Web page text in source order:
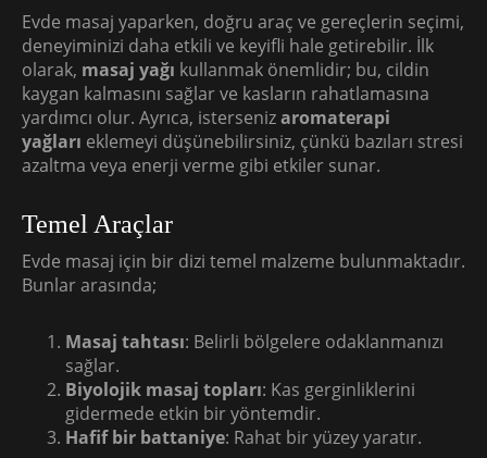
Evde masaj yaparken, doğru araç ve gereçlerin seçimi,
deneyiminizi daha etkili ve keyifli hale getirebilir. İlk
olarak, masaj yağı kullanmak önemlidir; bu, cildin
kaygan kalmasını sağlar ve kasların rahatlamasına
yardımcı olur. Ayrıca, istersenizaromaterapi
yağları eklemeyi düşünebilirsiniz, çünkü bazıları stresi
azaltma veya enerji verme gibi etkiler sunar.
Temel Araçlar
Evde masaj için bir dizi temel malzeme bulunmaktadır.
Bunlar arasında;
Masaj tahtası: Belirli bölgelere odaklanmanızı
sağlar.
Biyolojik masaj topları: Kas gerginliklerini
gidermede etkin bir yöntemdir.
Hafif bir battaniye: Rahat bir yüzey yaratır.